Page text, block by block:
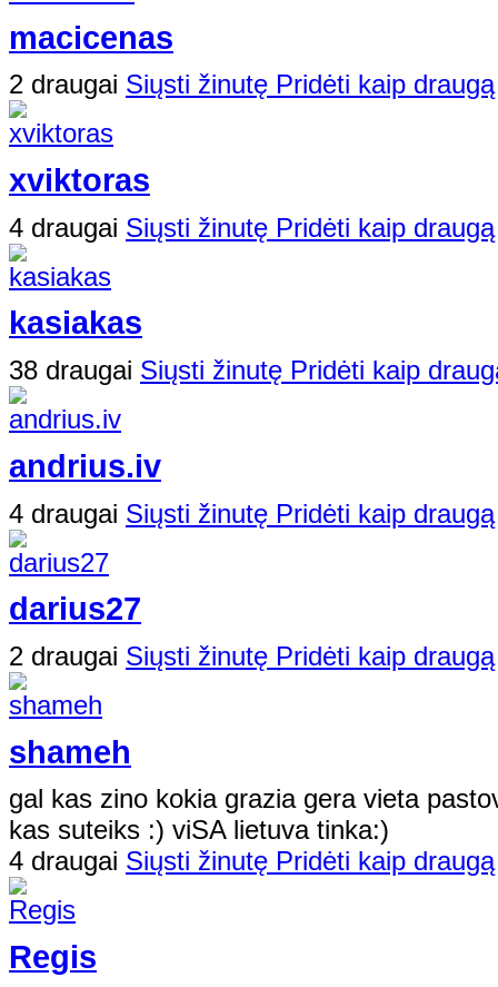
macicenas
2 draugai Siųsti žinutę Pridėti kaip draugą
xviktoras
4 draugai Siųsti žinutę Pridėti kaip draugą
kasiakas
38 draugai Siųsti žinutę Pridėti kaip
andrius.iv
4 draugai Siųsti žinutę Pridėti kaip draugą
darius27
2 draugai Siųsti žinutę Pridėti kaip draugą
shameh
gal kas zino kokia grazia gera vieta
kas suteiks :) viSA lietuva tinka:)
4 draugai Siųsti žinutę Pridėti kaip draugą
Regis